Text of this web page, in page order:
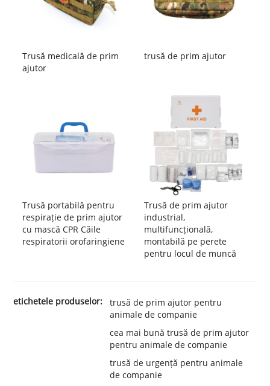
Trusă medicală de prim
ajutor
trusă de prim ajutor
Trusă portabilă pentru
respirație de prim ajutor
cu mască CPR Căile
respiratorii orofaringiene
Trusă de prim ajutor
industrial,
multifuncțională,
montabilă pe perete
pentru locul de muncă
etichetele produselor:
trusă de prim ajutor pentru
animale de companie
cea mai bună trusă de prim ajutor
pentru animale de companie
trusă de urgență pentru animale
de companie